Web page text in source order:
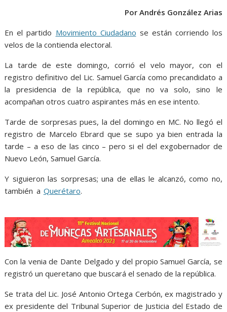
k p er
m
Por Andrés González Arias
En el partido Movimiento Ciudadano se están corriendo los
velos de la contienda electoral.
La tarde de este domingo, corrió el velo mayor, con el
registro definitivo del Lic. Samuel García como precandidato a
la presidencia de la república, que no va solo, sino le
acompañan otros cuatro aspirantes más en ese intento.
Tarde de sorpresas pues, la del domingo en MC. No llegó el
registro de Marcelo Ebrard que se supo ya bien entrada la
tarde – a eso de las cinco – pero si el del exgobernador de
Nuevo León, Samuel García.
Y siguieron las sorpresas; una de ellas le alcanzó, como no,
también a Querétaro.
Con la venia de Dante Delgado y del propio Samuel García, se
registró un queretano que buscará el senado de la república.
Se trata del Lic. José Antonio Ortega Cerbón, ex magistrado y
ex presidente del Tribunal Superior de Justicia del Estado de